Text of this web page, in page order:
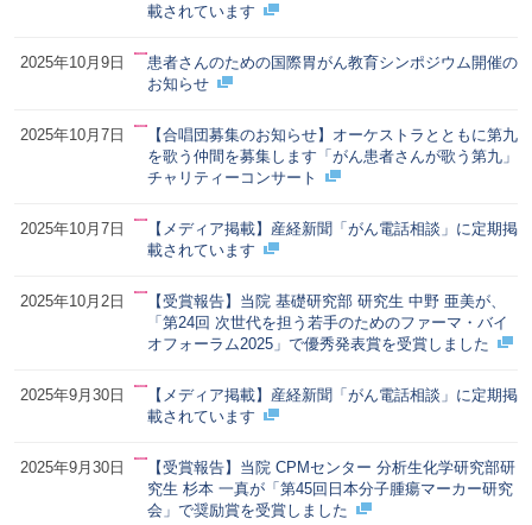
載されています
2025年10月9日
患者さんのための国際胃がん教育シンポジウム開催の
お知らせ
2025年10月7日
【合唱団募集のお知らせ】オーケストラとともに第九
を歌う仲間を募集します「がん患者さんが歌う第九」
チャリティーコンサート
2025年10月7日
【メディア掲載】産経新聞「がん電話相談」に定期掲
載されています
2025年10月2日
【受賞報告】当院 基礎研究部 研究生 中野 亜美が、
「第24回 次世代を担う若手のためのファーマ・バイ
オフォーラム2025」で優秀発表賞を受賞しました
2025年9月30日
【メディア掲載】産経新聞「がん電話相談」に定期掲
載されています
2025年9月30日
【受賞報告】当院 CPMセンター 分析生化学研究部研
究生 杉本 一真が「第45回日本分子腫瘍マーカー研究
会」で奨励賞を受賞しました